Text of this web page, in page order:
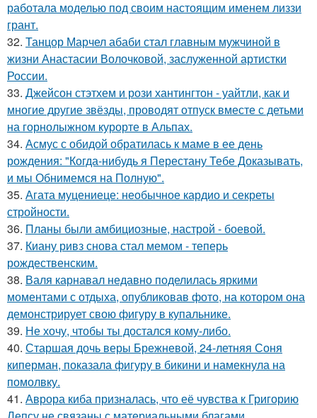
работала моделью под своим настоящим именем лиззи
грант.
32. Танцор Марчел абаби стал главным мужчиной в
жизни Анастасии Волочковой, заслуженной артистки
России.
33. Джейсон стэтхем и рози хантингтон - уайтли, как и
многие другие звёзды, проводят отпуск вместе с детьми
на горнолыжном курорте в Альпах.
34. Асмус с обидой обратилась к маме в ее день
рождения: "Когда-нибудь я Перестану Тебе Доказывать,
и мы Обнимемся на Полную".
35. Агата муцениеце: необычное кардио и секреты
стройности.
36. Планы были амбициозные, настрой - боевой.
37. Киану ривз снова стал мемом - теперь
рождественским.
38. Валя карнавал недавно поделилась яркими
моментами с отдыха, опубликовав фото, на котором она
демонстрирует свою фигуру в купальнике.
39. Не хочу, чтобы ты достался кому-либо.
40. Старшая дочь веры Брежневой, 24-летняя Соня
киперман, показала фигуру в бикини и намекнула на
помолвку.
41. Аврора киба призналась, что её чувства к Григорию